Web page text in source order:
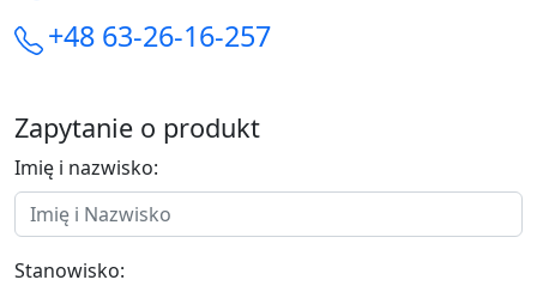
+48 63-26-16-257
Zapytanie o produkt
Imię i nazwisko:
Stanowisko: